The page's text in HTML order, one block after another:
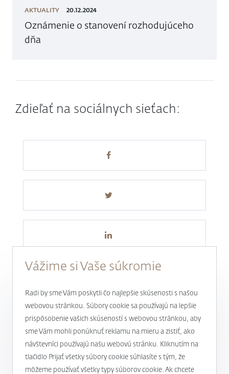
AKTUALITY 20.12.2024
Oznámenie o stanovení rozhodujúceho
dňa
Zdieľať na sociálnych sieťach:
Novinky a aktuality
1
Vážime si Vaše súkromie
Radi by sme Vám poskytli čo najlepšie skúsenosti s našou
webovou stránkou. Súbory cookie sa používajú na lepšie
prispôsobenie vašich skúseností s webovou stránkou, aby
sme Vám mohli ponúknuť reklamu na mieru a zistiť, ako
návštevníci používajú našu webovú stránku. Kliknutím na
tlačidlo Prijať všetky súbory cookie súhlasíte s tým, že
môžeme používať všetky typy súborov cookie. Ak chcete